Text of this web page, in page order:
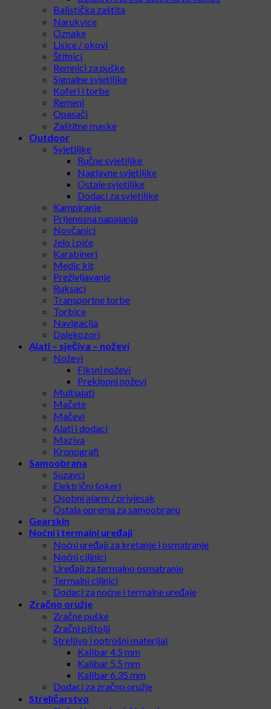
Balistička zaštita
Narukvice
Oznake
Lisice / okovi
Štitnici
Remnici za puške
Signalne svjetiljke
Koferi i torbe
Remeni
Opasači
Zaštitne maske
Outdoor
Svjetiljke
Ručne svjetiljke
Naglavne svjetiljke
Ostale svjetiljke
Dodaci za svjetiljke
Kampiranje
Prijenosna napajanja
Novčanici
Jelo i piće
Karabineri
Medic kit
Preživljavanje
Ruksaci
Transportne torbe
Torbice
Navigacija
Dalekozori
Alati – sječiva – noževi
Noževi
Fiksni noževi
Preklopni noževi
Multialati
Mačete
Mačevi
Alati i dodaci
Maziva
Kronografi
Samoobrana
Suzavci
Električni šokeri
Osobni alarm / privjesak
Ostala oprema za samoobranu
Gearskin
Noćni i termalni uređaji
Noćni uređaji za kretanje i osmatranje
Noćni ciljnici
Uređaji za termalno osmatranje
Termalni ciljnici
Dodaci za noćne i termalne uređaje
Zračno oružje
Zračne puške
Zračni pištolji
Streljivo i potrošni materijal
Kalibar 4.5 mm
Kalibar 5.5 mm
Kalibar 6.35 mm
Dodaci za zračno oružje
Streličarstvo